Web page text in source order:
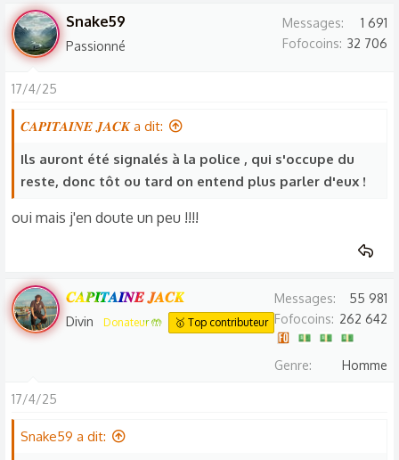
s
r
é
c
o
n
:
Snake59
Passionné
Messages
1 691
Fofocoins 32 706
17/4/25
𝑪𝑨𝑷𝑰𝑻𝑨𝑰𝑵𝑬 𝑱𝑨𝑪𝑲 a dit:
Ils auront été signalés à la police , qui s'occupe du
reste, donc tôt ou tard on entend plus parler d'eux !
oui mais j'en doute un peu !!!!
𝑪𝑨𝑷𝑰𝑻𝑨𝑰𝑵𝑬 𝑱𝑨𝑪𝑲
Divin Donateur 🤲 🥇 Top contributeur
Messages
55 981
Fofocoins
262 642
Genre Homme
17/4/25
Snake59 a dit: